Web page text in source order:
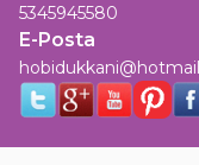
5345945580
E-Posta